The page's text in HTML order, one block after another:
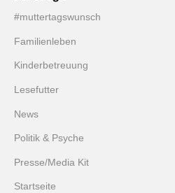
#muttertagswunsch
Familienleben
Kinderbetreuung
Lesefutter
News
Politik & Psyche
Presse/Media Kit
Startseite